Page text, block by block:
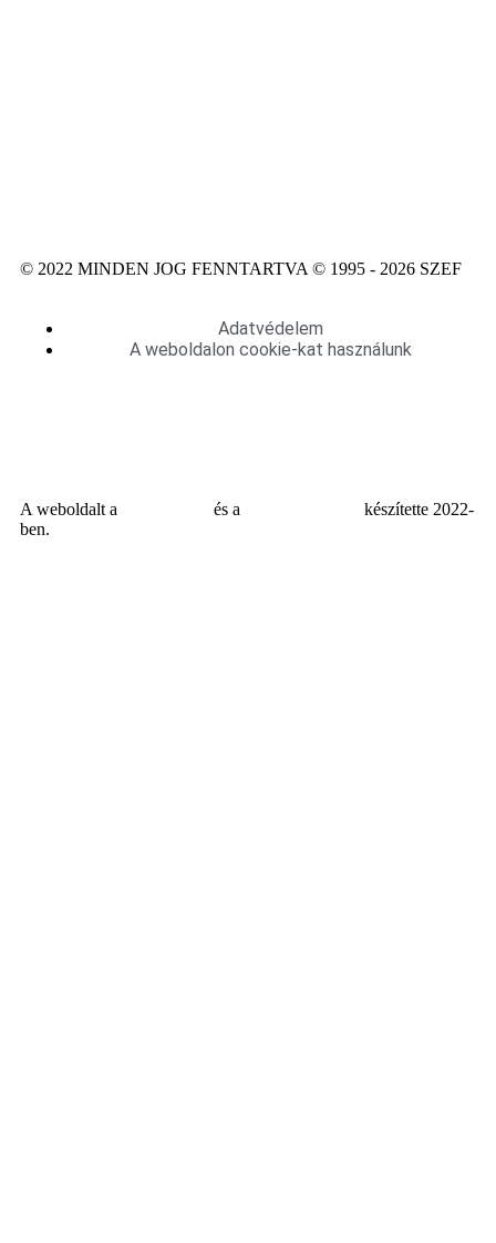
© 2022 MINDEN JOG FENNTARTVA © 1995 - 2026 SZEF
Adatvédelem
A weboldalon cookie-kat használunk
A weboldalt a és a
készítette 2022-
ben.